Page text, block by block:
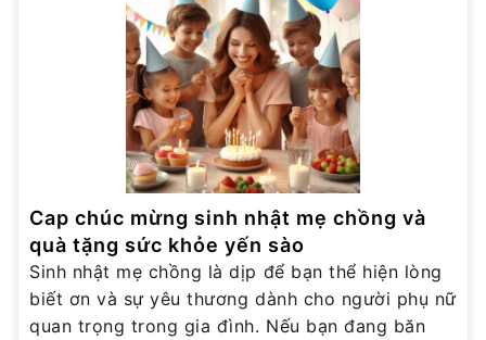
Cap chúc mừng sinh nhật mẹ chồng và
quà tặng sức khỏe yến sào
Sinh nhật mẹ chồng là dịp để bạn thể hiện lòng
biết ơn và sự yêu thương dành cho người phụ nữ
quan trọng trong gia đình. Nếu bạn đang băn